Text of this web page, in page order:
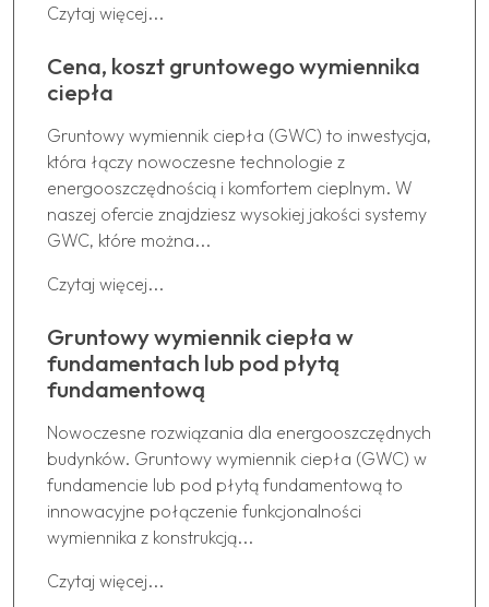
Czytaj więcej...
Cena, koszt gruntowego wymiennika
ciepła
Gruntowy wymiennik ciepła (GWC) to inwestycja,
która łączy nowoczesne technologie z
energooszczędnością i komfortem cieplnym. W
naszej ofercie znajdziesz wysokiej jakości systemy
GWC, które można...
Czytaj więcej...
Gruntowy wymiennik ciepła w
fundamentach lub pod płytą
fundamentową
Nowoczesne rozwiązania dla energooszczędnych
budynków. Gruntowy wymiennik ciepła (GWC) w
fundamencie lub pod płytą fundamentową to
innowacyjne połączenie funkcjonalności
wymiennika z konstrukcją...
Czytaj więcej...